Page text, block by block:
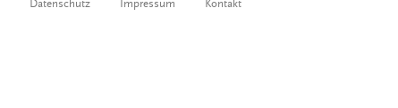
Datenschutz Impressum Kontakt